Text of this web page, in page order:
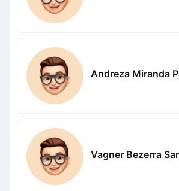
Andreza Miranda
Vagner Bezerra